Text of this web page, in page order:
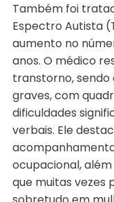
Também foi
Espectro Autista
aumento no
anos. O médico
transtorno, sendo
graves, com
dificuldades
verbais. Ele
ocupacional,
que muitas vezes